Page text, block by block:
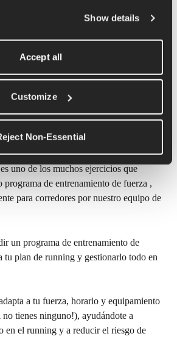
Show details
Accept all
Customize
Non-Essential
normal, la plancha alta y el puente
por ellos y pasar a la plancha con
programa de
de fuerza
para corredores.
uno de los muchos ejercicios que
programa de entrenamiento de fuerza ,
para corredores por nuestro equipo de
un programa de entrenamiento de
tu plan de running y gestionarlo todo en
a tu fuerza, horario y equipamiento
tienes ninguno!), ayudándote a
en el running y a reducir el riesgo de